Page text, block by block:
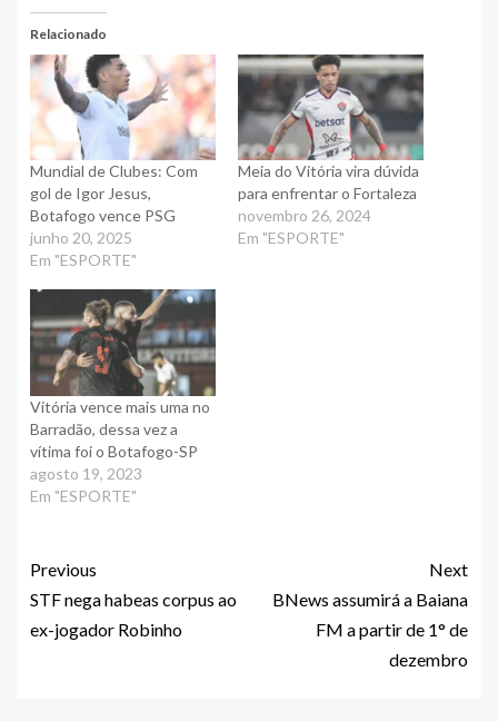
Relacionado
Mundial de Clubes: Com
gol de Igor Jesus,
Botafogo vence PSG
junho 20, 2025
Em "ESPORTE"
Meia do Vitória vira dúvida
para enfrentar o Fortaleza
novembro 26, 2024
Em "ESPORTE"
Vitória vence mais uma no
Barradão, dessa vez a
vítima foi o Botafogo-SP
agosto 19, 2023
Em "ESPORTE"
Previous
STF nega habeas corpus ao
ex-jogador Robinho
Next
BNews assumirá a Baiana
FM a partir de 1° de
dezembro